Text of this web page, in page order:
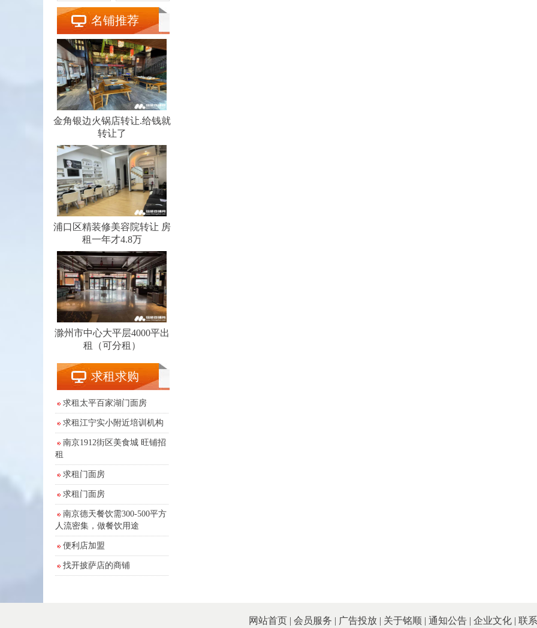
名铺推荐
金角银边火锅店转让.给钱就
转让了
浦口区精装修美容院转让 房
租一年才4.8万
滁州市中心大平层4000平出
租（可分租）
求租求购
求租太平百家湖门面房
求租江宁实小附近培训机构
南京1912街区美食城 旺铺招
租
求租门面房
求租门面房
南京德天餐饮需300-500平方
人流密集，做餐饮用途
便利店加盟
找开披萨店的商铺
网站首页 | 会员服务 | 广告投放 | 关于铭顺 | 通知公告 | 企业文化 | 联